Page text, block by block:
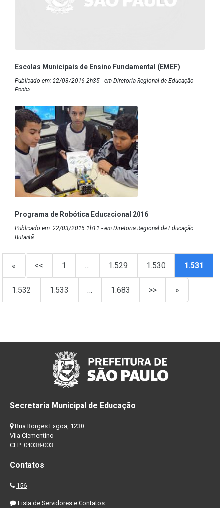
Escolas Municipais de Ensino Fundamental (EMEF)
Publicado em: 22/03/2016 2h35 - em Diretoria Regional de Educação
Penha
Programa de Robótica Educacional 2016
Publicado em: 22/03/2016 1h11 - em Diretoria Regional de Educação
Butantã
« << 1 … 1.529 1.530 1.531
1.532 1.533 … 1.683 >> »
Secretaria Municipal de Educação
Rua Borges Lagoa, 1230
Vila Clementino
CEP: 04038-003
Contatos
156
Lista de Servidores e Contatos